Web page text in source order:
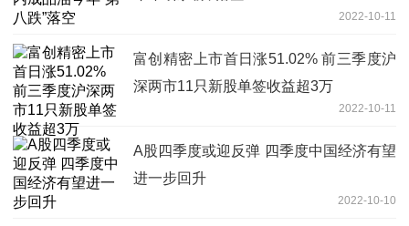
2022-10-11
富创精密上市首日涨51.02% 前三季度沪
深两市11只新股单签收益超3万
2022-10-11
A股四季度或迎反弹 四季度中国经济有望
进一步回升
2022-10-10